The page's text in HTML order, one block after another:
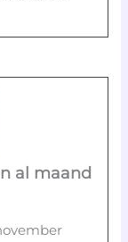
al maand